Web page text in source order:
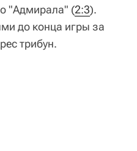
"Адмирала" (2:3).
до конца игры за
трибун.